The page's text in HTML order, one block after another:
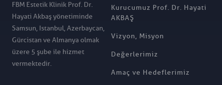
FBM Estetik Klinik Prof. Dr.
Hayati Akbaş yönetiminde
Samsun, Istanbul, Azerbaycan,
Gürcistan ve Almanya olmak
üzere 5 şube ile hizmet
vermektedir.
Kurucumuz Prof. Dr. Hayati
AKBAŞ
Vizyon, Misyon
Değerlerimiz
Amaç ve Hedeflerimiz